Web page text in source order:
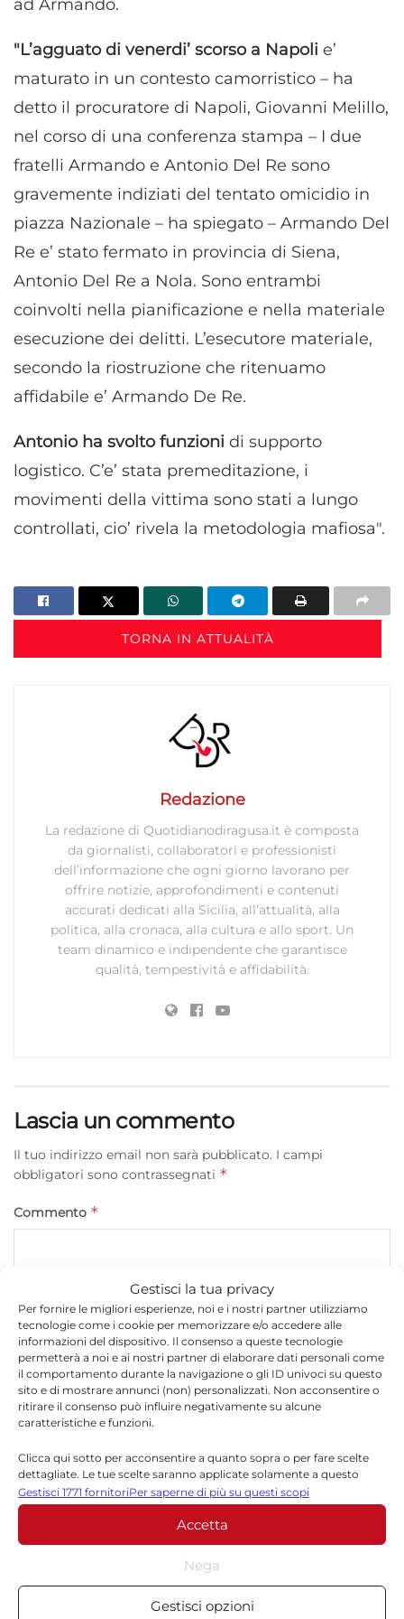
Gestisci la tua privacy
Per fornire le migliori esperienze, noi e i nostri partner utilizziamo
tecnologie come i cookie per memorizzare e/o accedere alle
informazioni del dispositivo. Il consenso a queste tecnologie
permetterà a noi e ai nostri partner di elaborare dati personali come
il comportamento durante la navigazione o gli ID univoci su questo
sito e di mostrare annunci (non) personalizzati. Non acconsentire o
ritirare il consenso può influire negativamente su alcune
caratteristiche e funzioni.
Clicca qui sotto per acconsentire a quanto sopra o per fare scelte
dettagliate. Le tue scelte saranno applicate solamente a questo
sito. È possibile modificare le impostazioni in qualsiasi momento,
compreso il ritiro del consenso, utilizzando i pulsanti della Cookie
Policy o cliccando sul pulsante di gestione del consenso nella parte
inferiore dello schermo.
Statistiche
Archiviare informazioni su dispositivo e/o accedervi, Misurare le
Gestisci 1771 fornitoriPer saperne di più su questi scopi
Accetta
Nega
Gestisci opzioni
ad Armando.
"L’agguato di venerdi’ scorso a Napoli e’
maturato in un contesto camorristico – ha
detto il procuratore di Napoli, Giovanni Melillo,
nel corso di una conferenza stampa – I due
fratelli Armando e Antonio Del Re sono
gravemente indiziati del tentato omicidio in
piazza Nazionale – ha spiegato – Armando Del
Re e’ stato fermato in provincia di Siena,
Antonio Del Re a Nola. Sono entrambi
coinvolti nella pianificazione e nella materiale
esecuzione dei delitti. L’esecutore materiale,
secondo la riostruzione che ritenuamo
affidabile e’ Armando De Re.
Antonio ha svolto funzioni di supporto
logistico. C’e’ stata premeditazione, i
movimenti della vittima sono stati a lungo
controllati, cio’ rivela la metodologia mafiosa".
TORNA IN ATTUALITÀ
Redazione
La redazione di Quotidianodiragusa.it è composta
da giornalisti, collaboratori e professionisti
dell’informazione che ogni giorno lavorano per
offrire notizie, approfondimenti e contenuti
accurati dedicati alla Sicilia, all’attualità, alla
politica, alla cronaca, alla cultura e allo sport. Un
team dinamico e indipendente che garantisce
qualità, tempestività e affidabilità.
Lascia un commento
Il tuo indirizzo email non sarà pubblicato. I campi
obbligatori sono contrassegnati *
Commento *